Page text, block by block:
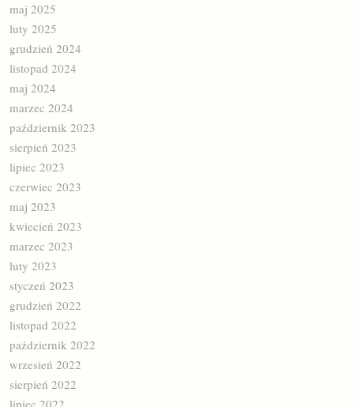
maj 2025
luty 2025
grudzień 2024
listopad 2024
maj 2024
marzec 2024
październik 2023
sierpień 2023
lipiec 2023
czerwiec 2023
maj 2023
kwiecień 2023
marzec 2023
luty 2023
styczeń 2023
grudzień 2022
listopad 2022
październik 2022
wrzesień 2022
sierpień 2022